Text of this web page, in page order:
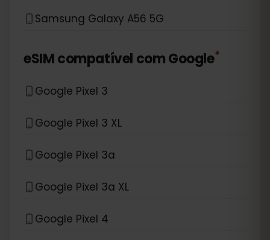
Samsung Galaxy A56 5G
eSIM compatível comGoogle*
Google Pixel 3
Google Pixel 3 XL
Google Pixel 3a
Google Pixel 3a XL
Google Pixel 4